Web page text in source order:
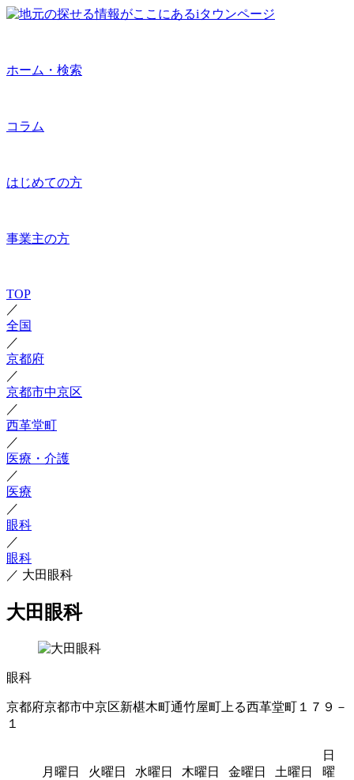
ホーム・検索
コラム
はじめての方
事業主の方
TOP
／
全国
／
京都府
／
京都市中京区
／
西革堂町
／
医療・介護
／
医療
／
眼科
／
眼科
／ 大田眼科
大田眼科
眼科
京都府京都市中京区新椹木町通竹屋町上る西革堂町１７９－
１
月曜日 火曜日 水曜日 木曜日 金曜日 土曜日
日
曜